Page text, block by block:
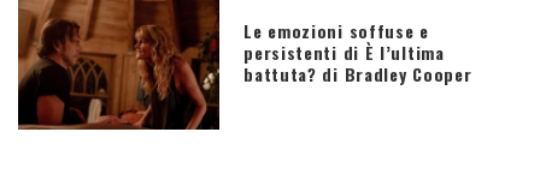
Le emozioni soffuse e
persistenti di È l’ultima
battuta? di Bradley Cooper